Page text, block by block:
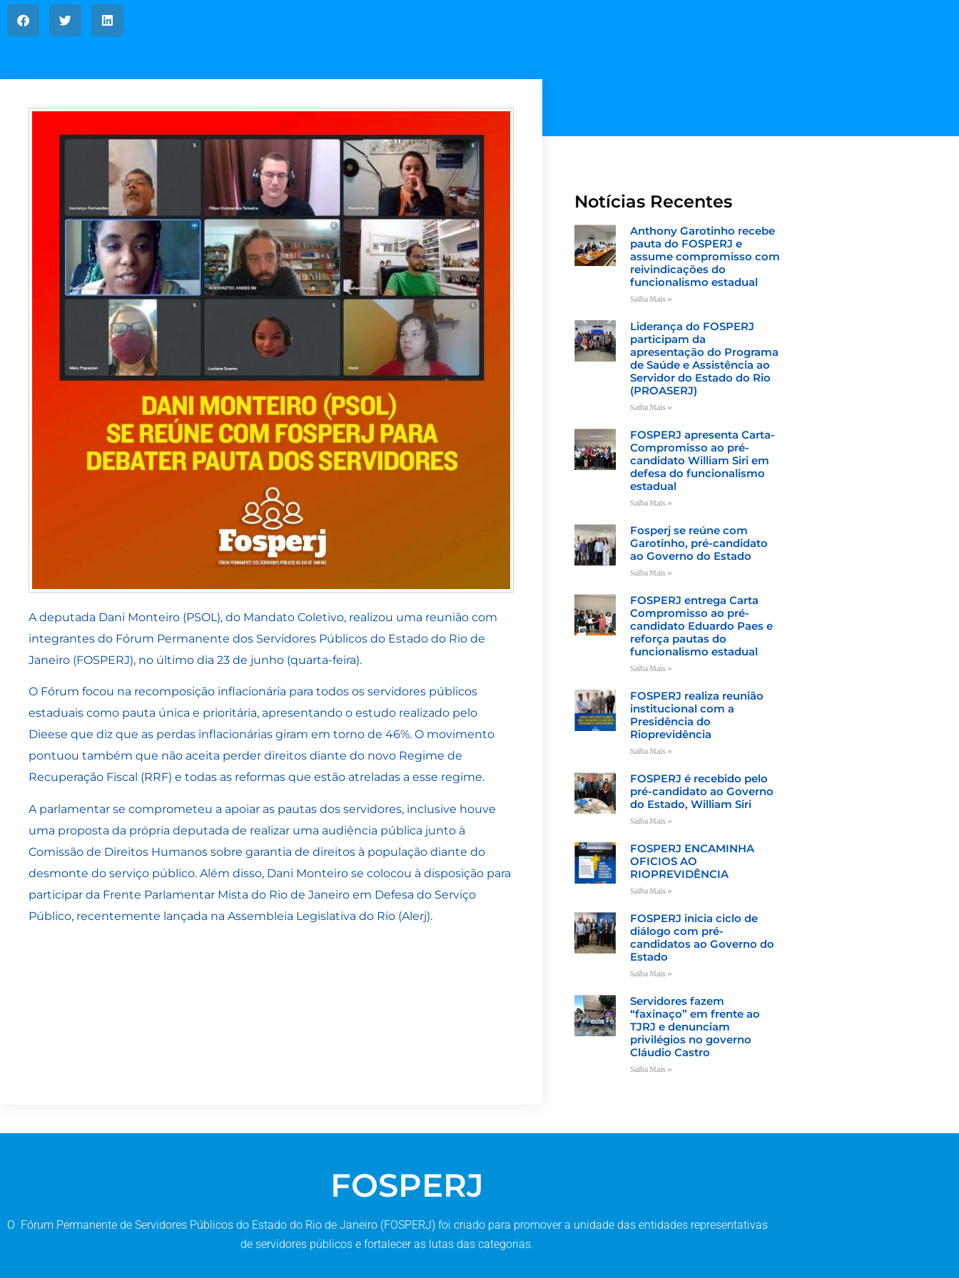
A deputada Dani Monteiro (PSOL), do Mandato Coletivo, realizou uma reunião com
integrantes do Fórum Permanente dos Servidores Públicos do Estado do Rio de
Janeiro (FOSPERJ), no último dia 23 de junho (quarta-feira).
O Fórum focou na recomposição inflacionária para todos os servidores públicos
estaduais como pauta única e prioritária, apresentando o estudo realizado pelo
Dieese que diz que as perdas inflacionárias giram em torno de 46%. O movimento
pontuou também que não aceita perder direitos diante do novo Regime de
Recuperação Fiscal (RRF) e todas as reformas que estão atreladas a esse regime.
A parlamentar se comprometeu a apoiar as pautas dos servidores, inclusive houve
uma proposta da própria deputada de realizar uma audiência pública junto à
Comissão de Direitos Humanos sobre garantia de direitos à população diante do
desmonte do serviço público. Além disso, Dani Monteiro se colocou à disposição para
participar da Frente Parlamentar Mista do Rio de Janeiro em Defesa do Serviço
Público, recentemente lançada na Assembleia Legislativa do Rio (Alerj).
Notícias Recentes
Anthony Garotinho recebe
pauta do FOSPERJ e
assume compromisso com
reivindicações do
funcionalismo estadual
Saiba Mais »
Liderança do FOSPERJ
participam da
apresentação do Programa
de Saúde e Assistência ao
Servidor do Estado do Rio
(PROASERJ)
Saiba Mais »
FOSPERJ apresenta Carta-
Compromisso ao pré-
candidato William Siri em
defesa do funcionalismo
estadual
Saiba Mais »
Fosperj se reúne com
Garotinho, pré-candidato
ao Governo do Estado
Saiba Mais »
FOSPERJ entrega Carta
Compromisso ao pré-
candidato Eduardo Paes e
reforça pautas do
funcionalismo estadual
Saiba Mais »
FOSPERJ realiza reunião
institucional com a
Presidência do
Rioprevidência
Saiba Mais »
FOSPERJ é recebido pelo
pré-candidato ao Governo
do Estado, William Siri
Saiba Mais »
FOSPERJ ENCAMINHA
OFICIOS AO
RIOPREVIDÊNCIA
Saiba Mais »
FOSPERJ inicia ciclo de
diálogo com pré-
candidatos ao Governo do
Estado
Saiba Mais »
Servidores fazem
“faxinaço” em frente ao
TJRJ e denunciam
privilégios no governo
Cláudio Castro
Saiba Mais »
FOSPERJ
O Fórum Permanente de Servidores Públicos do Estado do Rio de Janeiro (FOSPERJ) foi criado para promover a unidade das entidades representativas
de servidores públicos e fortalecer as lutas das categorias.